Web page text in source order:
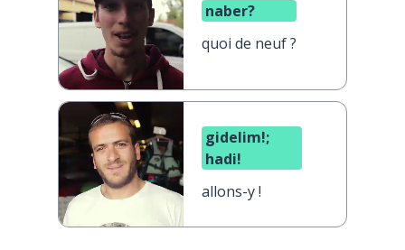
naber?
quoi de neuf ?
gidelim!;
hadi!
allons-y !